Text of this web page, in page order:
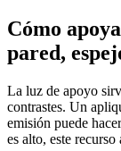
Cómo
pared,
La luz de apoyo
contrastes. Un
emisión puede
es alto, este